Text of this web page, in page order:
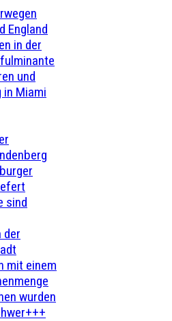
England
in der
und
Miami
sind
der
mit einem
wurden